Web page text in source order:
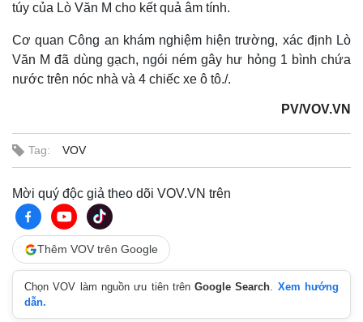
Thế giới
Quan sát
Hồ sơ
Multimedia
E-Magazine
túy của Lò Văn M cho kết quả âm tính.
Cơ quan Công an khám nghiệm hiện trường, xác định Lò
Văn M đã dùng gạch, ngói ném gây hư hỏng 1 bình chứa
nước trên nóc nhà và 4 chiếc xe ô tô./.
PV/VOV.VN
Tag: VOV
Mời quý độc giả theo dõi VOV.VN trên
Thêm VOV trên Google
Chọn VOV làm nguồn ưu tiên trênGoogle Search. Xem hướng
dẫn.